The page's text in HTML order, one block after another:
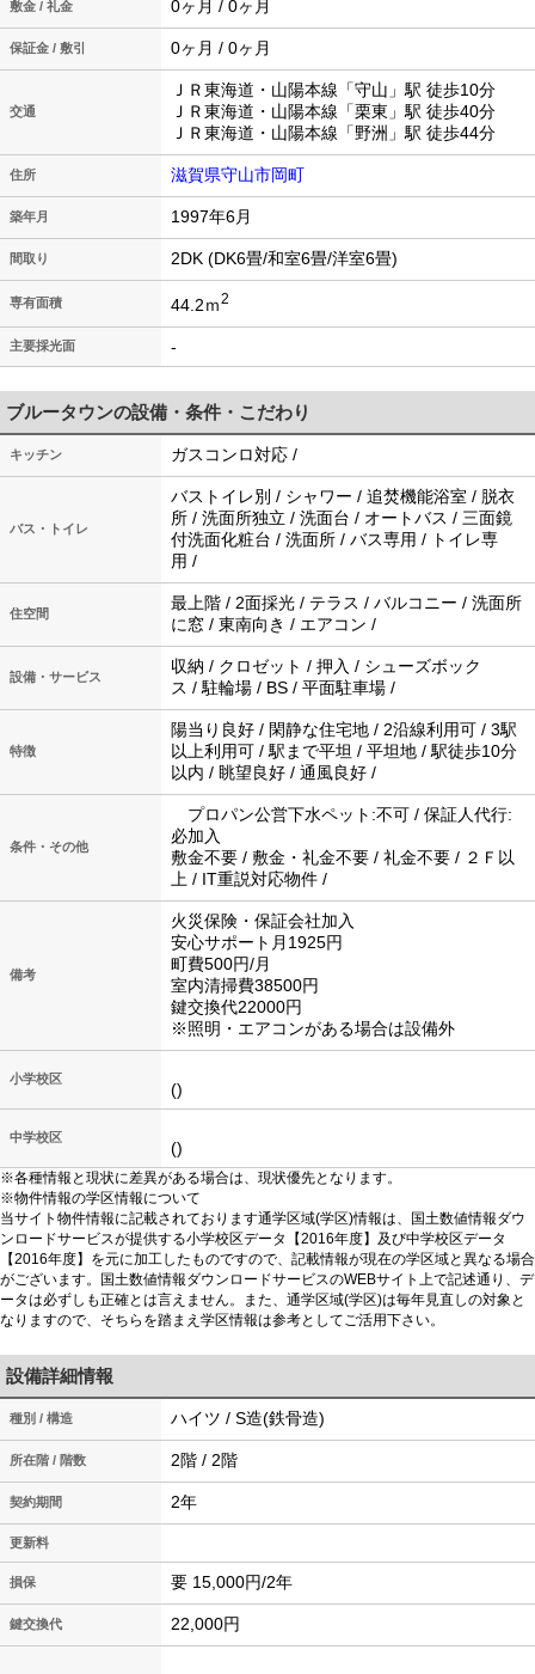
敷金 / 礼金 0ヶ月 / 0ヶ月
保証金 / 敷引 0ヶ月 / 0ヶ月
交通
ＪＲ東海道・山陽本線「守山」駅 徒歩10分
ＪＲ東海道・山陽本線「栗東」駅 徒歩40分
ＪＲ東海道・山陽本線「野洲」駅 徒歩44分
住所 滋賀県守山市岡町
築年月 1997年6月
間取り 2DK (DK6畳/和室6畳/洋室6畳)
専有面積 44.2ｍ2
主要採光面 -
ブルータウンの設備・条件・こだわり
キッチン ガスコンロ対応 /
バス・トイレ
バストイレ別 / シャワー / 追焚機能浴室 / 脱衣
所 / 洗面所独立 / 洗面台 / オートバス / 三面鏡
付洗面化粧台 / 洗面所 / バス専用 / トイレ専
用 /
住空間
最上階 / 2面採光 / テラス / バルコニー / 洗面所
に窓 / 東南向き / エアコン /
設備・サービス
収納 / クロゼット / 押入 / シューズボック
ス / 駐輪場 / BS / 平面駐車場 /
特徴
陽当り良好 / 閑静な住宅地 / 2沿線利用可 / 3駅
以上利用可 / 駅まで平坦 / 平坦地 / 駅徒歩10分
以内 / 眺望良好 / 通風良好 /
条件・その他
プロパン公営下水ペット:不可 / 保証人代行:
必加入
敷金不要 / 敷金・礼金不要 / 礼金不要 / ２Ｆ以
上 / IT重説対応物件 /
備考
火災保険・保証会社加入
安心サポート月1925円
町費500円/月
室内清掃費38500円
鍵交換代22000円
※照明・エアコンがある場合は設備外
小学校区
()
中学校区
()
※各種情報と現状に差異がある場合は、現状優先となります。
※物件情報の学区情報について
当サイト物件情報に記載されております通学区域(学区)情報は、国土数値情報ダウ
ンロードサービスが提供する小学校区データ【2016年度】及び中学校区データ
【2016年度】を元に加工したものですので、記載情報が現在の学区域と異なる場合
がございます。国土数値情報ダウンロードサービスのWEBサイト上で記述通り、デ
ータは必ずしも正確とは言えません。また、通学区域(学区)は毎年見直しの対象と
なりますので、そちらを踏まえ学区情報は参考としてご活用下さい。
設備詳細情報
種別 / 構造 ハイツ / S造(鉄骨造)
所在階 / 階数 2階 / 2階
契約期間 2年
更新料
損保 要 15,000円/2年
鍵交換代 22,000円